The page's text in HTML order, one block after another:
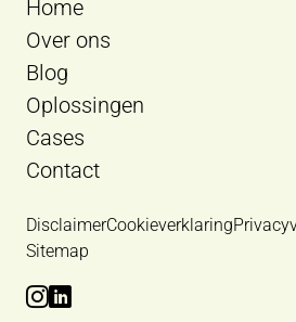
Home
Over ons
Blog
Oplossingen
Cases
Contact
DisclaimerCookieverklaring
Sitemap
Bekijk Instagram van
Bekijk LinkedIn van